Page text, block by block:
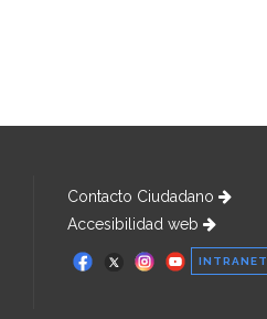
Contacto Ciudadano
Accesibilidad web
INTRANET